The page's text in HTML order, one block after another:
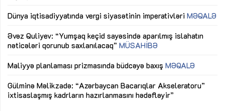
Dünya iqtisadiyyatında vergi siyasətinin imperativləri MƏQALƏ
Əvəz Quliyev: “Yumşaq keçid sayəsində aparılmış islahatın
nəticələri qorunub saxlanılacaq” MÜSAHİBƏ
Maliyyə planlaması prizmasında büdcəyə baxış MƏQALƏ
Gülminə Məlikzadə: “Azərbaycan Bacarıqlar Akseleratoru”
ixtisaslaşmış kadrların hazırlanmasını hədəfləyir”